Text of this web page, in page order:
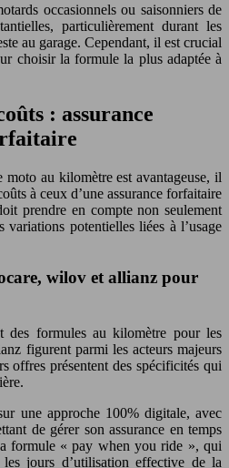
occasionnels ou saisonniers de
particulièrement durant les
au garage. Cependant, il est crucial
choisir la formule la plus adaptée à
: assurance
moto au kilomètre est avantageuse, il
à ceux d’une assurance forfaitaire
prendre en compte non seulement
potentielles liées à l’usage
wilov et allianz pour
des formules au kilomètre pour les
figurent parmi les acteurs majeurs
offres présentent des spécificités qui
une approche 100% digitale, avec
de gérer son assurance en temps
formule « pay when you ride », qui
les jours d’utilisation effective de la